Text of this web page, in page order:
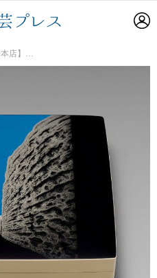
本伝統漆芸展